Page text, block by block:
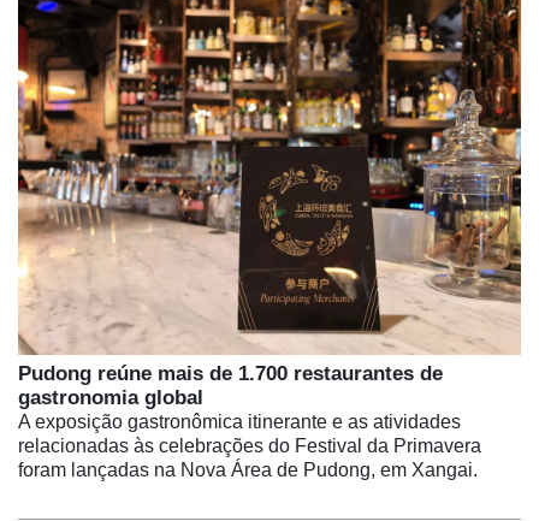
Pudong reúne mais de 1.700 restaurantes de
gastronomia global
A exposição gastronômica itinerante e as atividades
relacionadas às celebrações do Festival da Primavera
foram lançadas na Nova Área de Pudong, em Xangai.